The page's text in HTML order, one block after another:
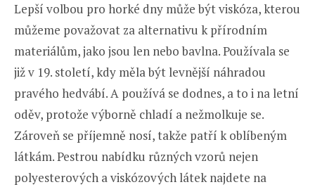
Lepší volbou pro horké dny může být viskóza, kterou
můžeme považovat za alternativu k přírodním
materiálům, jako jsou len nebo bavlna. Používala se
již v 19. století, kdy měla být levnější náhradou
pravého hedvábí. A používá se dodnes, a to i na letní
oděv, protože výborně chladí a nežmolkuje se.
Zároveň se příjemně nosí, takže patří k oblíbeným
látkám. Pestrou nabídku různých vzorů nejen
polyesterových a viskózových látek najdete na